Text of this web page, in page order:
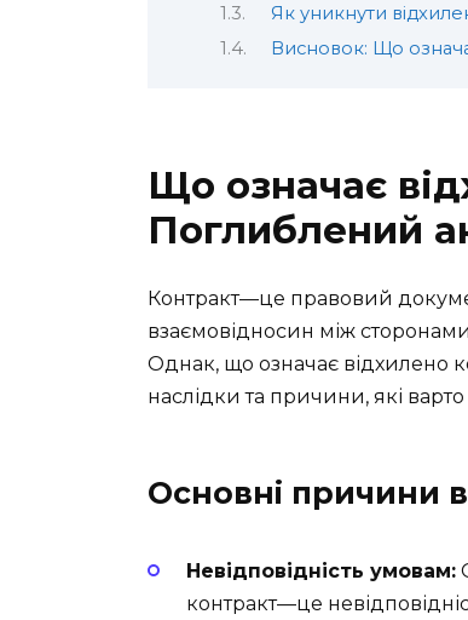
Як уникнути
Висновок: Що
Що означає
Поглиблений
Контракт—це правовий
взаємовідносин між
Однак, що означає відхилено
наслідки та причини, які
Основні причини
Невідповідність умовам:
контракт—це